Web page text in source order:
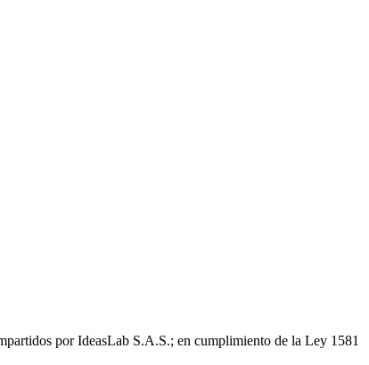
por IdeasLab S.A.S.; en cumplimiento de la Ley 1581